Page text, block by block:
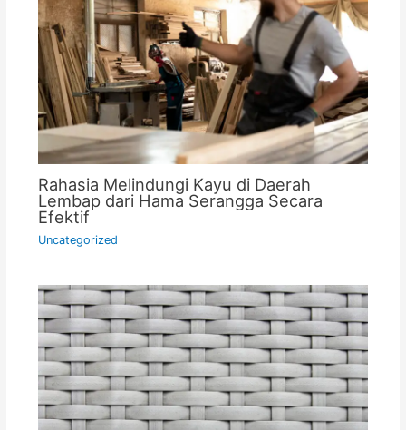
Rahasia Melindungi Kayu di Daerah
Lembap dari Hama Serangga Secara
Efektif
Uncategorized